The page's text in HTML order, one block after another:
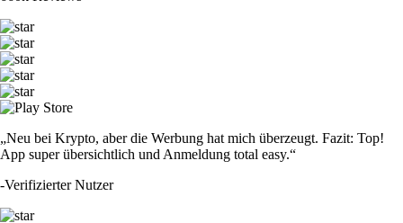
„Neu bei Krypto, aber die Werbung hat mich überzeugt. Fazit: Top!
App super übersichtlich und Anmeldung total easy.“
-Verifizierter Nutzer